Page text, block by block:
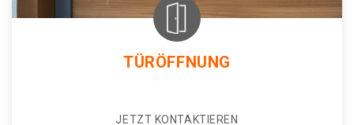
TÜRÖFFNUNG
JETZT KONTAKTIEREN